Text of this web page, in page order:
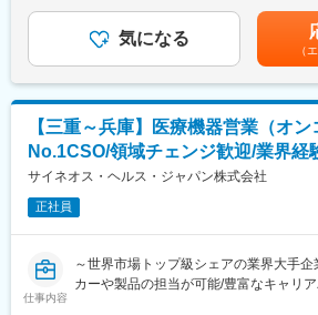
社用車を利用して自宅から病院へ直行
柔軟にスケジュール調整が可能です。年
給取得もしやすく、年間140日ほど休ん
■将来的なキャリア：
医療営業として専門性を磨き管理職を
業部やグループ会社への異動実績も豊富
経営コンサル、医薬品メーカーのマーケ
者などの管理部門）
■同社の魅力：
（1）転居を伴う転勤が不要
一般的に医療系の営業職は全国転勤が
本的に希望勤務地から転居がない範囲
す。
（2）充実したサポート体制
配属後は担当マネージャーが丁寧に支援
みや、キャリア形成の相談等、伴走者と
自身の成果や頑張りが客観的に評価さ
また、在籍年数が増えると永年勤続報奨
手当）700万円／入社3年目（月給50万
／入社1年目（月給43万円＋賞与＋手当
の金額であり、選考を通じて上下する
額)は固定手当を含めた表記です。
気になる
（
【三重～兵庫】医療機器営業（オ
No.1CSO/領域チェンジ歓迎/業界経
サイネオス・ヘルス・ジャパン株式会社
正社員
仕事内容
～世界市場トップ級シェアの業界大手
カーや製品の担当が可能/豊富なキャリ